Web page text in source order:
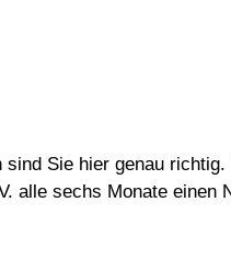
Sie hier genau
alle sechs Monate einen